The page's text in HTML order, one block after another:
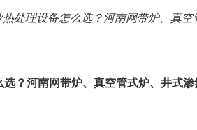
热处理设备怎么选？河南网带炉、真
选？河南网带炉、真空管式炉、井式